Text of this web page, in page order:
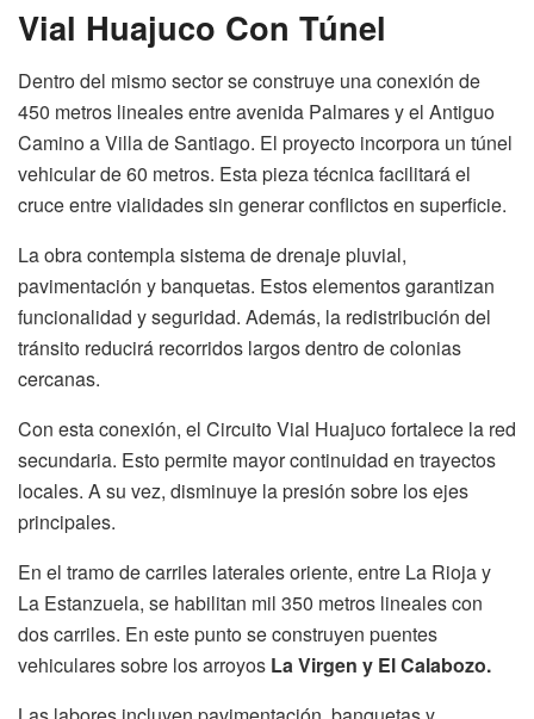
Vial Huajuco Con Túnel
Dentro del mismo sector se construye una conexión de
450 metros lineales entre avenida Palmares y el Antiguo
Camino a Villa de Santiago. El proyecto incorpora un túnel
vehicular de 60 metros. Esta pieza técnica facilitará el
cruce entre vialidades sin generar conflictos en superficie.
La obra contempla sistema de drenaje pluvial,
pavimentación y banquetas. Estos elementos garantizan
funcionalidad y seguridad. Además, la redistribución del
tránsito reducirá recorridos largos dentro de colonias
cercanas.
Con esta conexión, el Circuito Vial Huajuco fortalece la red
secundaria. Esto permite mayor continuidad en trayectos
locales. A su vez, disminuye la presión sobre los ejes
principales.
En el tramo de carriles laterales oriente, entre La Rioja y
La Estanzuela, se habilitan mil 350 metros lineales con
dos carriles. En este punto se construyen puentes
vehiculares sobre los arroyos La Virgen y El Calabozo.